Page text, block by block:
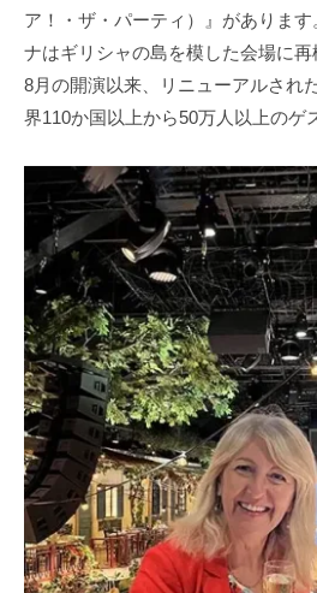
ア！・ザ・パーティ）』がありま
ナはギリシャの島を模した会場に
8月の開演以来、リニューアルされ
界110か国以上から50万人以上のゲ